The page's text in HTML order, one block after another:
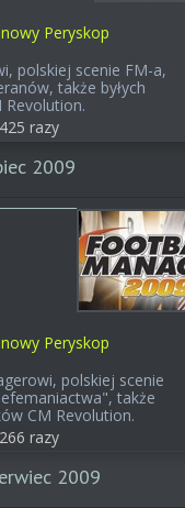
Peryskop
polskiej scenie FM-a,
także byłych
Revolution.
razy
2009
Peryskop
polskiej scenie
także
CM Revolution.
razy
2009